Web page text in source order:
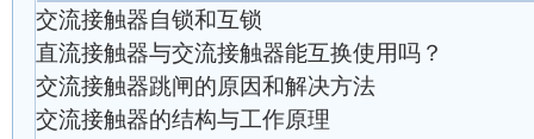
交流接触器自锁和互锁
直流接触器与交流接触器能互换使用吗？
交流接触器跳闸的原因和解决方法
交流接触器的结构与工作原理